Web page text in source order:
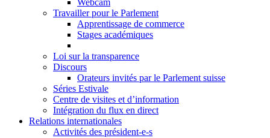
Webcam
Travailler pour le Parlement
Apprentissage de commerce
Stages académiques
Loi sur la transparence
Discours
Orateurs invités par le Parlement suisse
Séries Estivale
Centre de visites et d’information
Intégration du flux en direct
Relations internationales
Activités des président-e-s